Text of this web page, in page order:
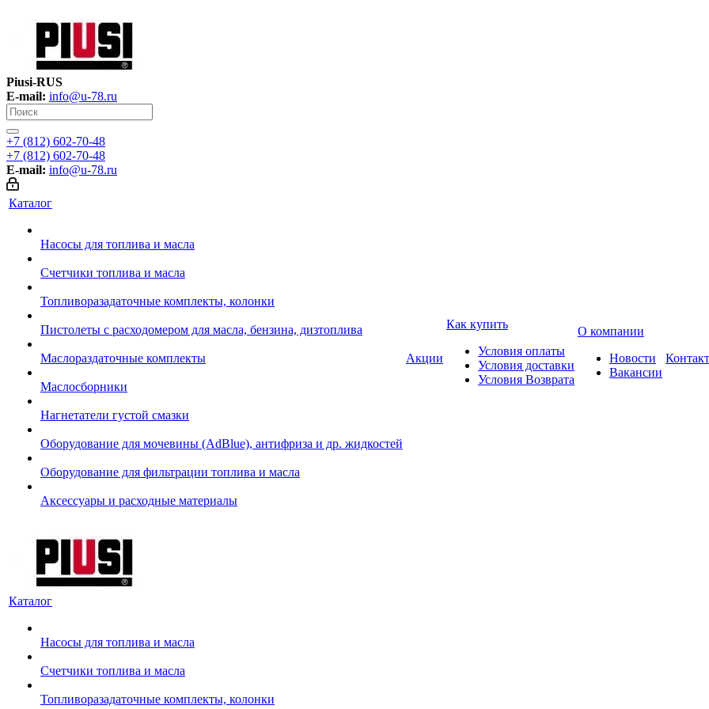
Piusi-RUS
E-mail: info@u-78.ru
+7 (812) 602-70-48
+7 (812) 602-70-48
E-mail: info@u-78.ru
Каталог
Насосы для топлива и масла
Счетчики топлива и масла
Топливоразадаточные комплекты, колонки
Пистолеты с расходомером для масла, бензина, дизтоплива
Маслораздаточные комплекты
Маслосборники
Нагнетатели густой смазки
Оборудование для мочевины (AdBlue), антифриза и др. жидкостей
Оборудование для фильтрации топлива и масла
Аксессуары и расходные материалы
Акции
Как купить
Условия оплаты
Условия доставки
Условия Возврата
О компании
Новости
Вакансии
Каталог
Насосы для топлива и масла
Счетчики топлива и масла
Топливоразадаточные комплекты, колонки